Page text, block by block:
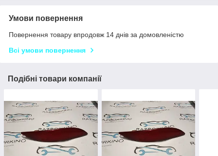
Умови повернення
Повернення товару впродовж 14 днів за домовленістю
Всі умови повернення
Подібні товари компанії